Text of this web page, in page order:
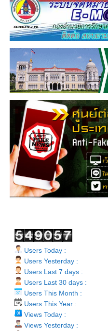
Users Today :
Users Yesterday :
Users Last 7 days :
Users Last 30 days :
Users This Month :
Users This Year :
Views Today :
Views Yesterday :